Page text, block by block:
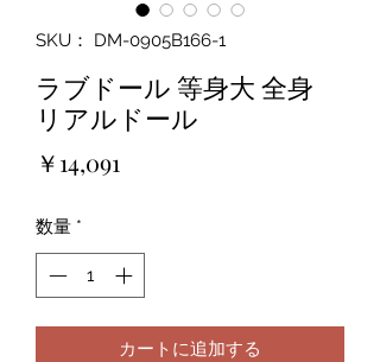
SKU： DM-0905B166-1
ラブドール 等身大 全身
リアルドール
￥14,091
数量 *
カートに追加する